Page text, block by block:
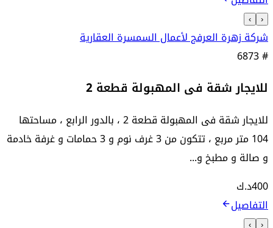
‹
›
شركة زهرة العرفج لأعمال السمسرة العقارية
6873#
للايجار شقة فى المهبولة قطعة 2
للايجار شقة فى المهبولة قطعة 2 ، بالدور الرابع ، مساحتها
104 متر مربع ، تتكون من 3 غرف نوم و 3 حمامات و غرفة خادمة
و صالة و مطبخ و...
400د.ك
التفاصيل
‹
›